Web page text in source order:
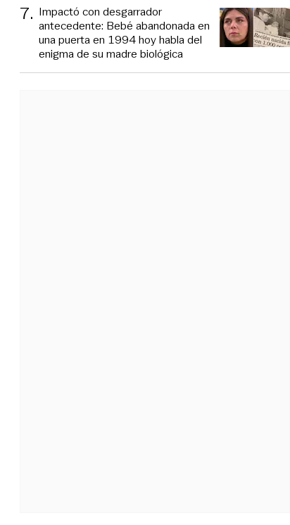
7. Impactó con desgarrador
antecedente: Bebé abandonada en
una puerta en 1994 hoy habla del
enigma de su madre biológica